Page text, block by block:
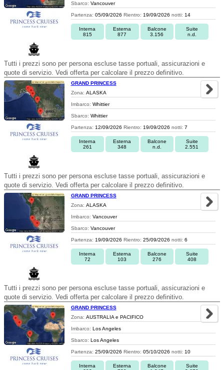
Sbarco: Vancouver
Partenza: 05/09/2026 Rientro: 19/09/2026 notti: 14
Interna
815
Esterna
877
Balcone
3.156
Suite
n.d.
Tutti i prezzi sono per persona escluse tasse portuali, assicurazioni e
quote di servizio. Vedi offerta per calcolare il prezzo definitivo.
GRAND PRINCESS
Zona: ALASKA
Imbarco: Whittier
Sbarco: Whittier
Partenza: 12/09/2026 Rientro: 19/09/2026 notti: 7
Interna
261
Esterna
348
Balcone
n.d.
Suite
2.551
Tutti i prezzi sono per persona escluse tasse portuali, assicurazioni e
quote di servizio. Vedi offerta per calcolare il prezzo definitivo.
GRAND PRINCESS
Zona: ALASKA
Imbarco: Vancouver
Sbarco: Vancouver
Partenza: 19/09/2026 Rientro: 25/09/2026 notti: 6
Interna
72
Esterna
103
Balcone
276
Suite
408
Tutti i prezzi sono per persona escluse tasse portuali, assicurazioni e
quote di servizio. Vedi offerta per calcolare il prezzo definitivo.
GRAND PRINCESS
Zona: AUSTRALIA e PACIFICO
Imbarco: Los Angeles
Sbarco: Los Angeles
Partenza: 25/09/2026 Rientro: 05/10/2026 notti: 10
Interna
Esterna
Balcone
Suite